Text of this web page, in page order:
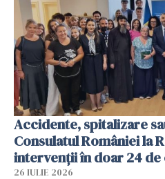
Accidente, spitalizare
Consulatul României la
intervenții în doar 24
26 IULIE 2026